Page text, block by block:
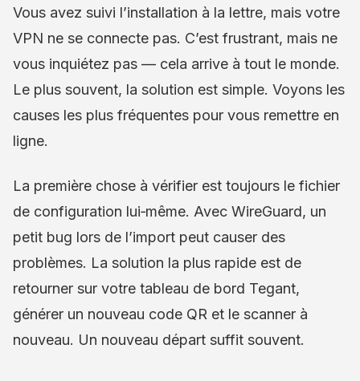
Vous avez suivi l’installation à la lettre, mais votre
VPN ne se connecte pas. C’est frustrant, mais ne
vous inquiétez pas — cela arrive à tout le monde.
Le plus souvent, la solution est simple. Voyons les
causes les plus fréquentes pour vous remettre en
ligne.
La première chose à vérifier est toujours le fichier
de configuration lui‑même. Avec WireGuard, un
petit bug lors de l’import peut causer des
problèmes. La solution la plus rapide est de
retourner sur votre tableau de bord Tegant,
générer un nouveau code QR et le scanner à
nouveau. Un nouveau départ suffit souvent.